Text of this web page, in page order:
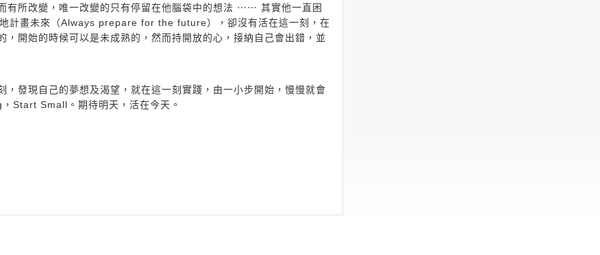
有所改變，唯一改變的只有停留在他腦袋中的想法 ⋯⋯ 其實他一直困
計畫未來（Always prepare for the future），卻沒有活在這一刻，在
開始的時候可以是未成熟的，然而持開放的心，接納自己會出錯，並
發現自己的夢想及渴望，就在這一刻實踐，由一小步開始，慢慢就會
Start Small。期待明天，活在今天。